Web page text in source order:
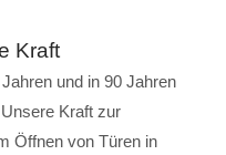
Kraft
und in 90 Jahren
Kraft zur
Öffnen von Türen in